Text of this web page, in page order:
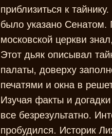
приблизиться к
было указано Сенатом.
московской церкви
Этот дьяк описывал
палаты, доверху
печатями и окна в
Изучая факты и
все безрезультатно.
пробудился. Историк